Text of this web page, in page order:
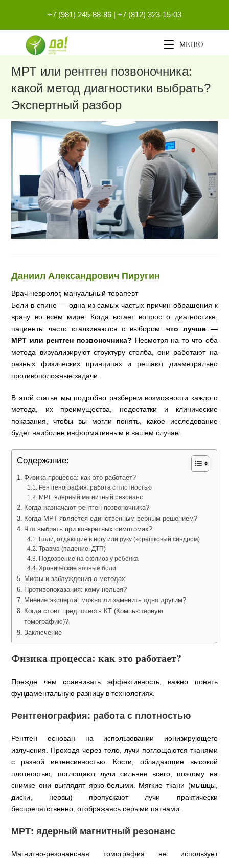
содержимому
+7 (981) 245-88-86 | +7 (812) 323-15-03
МЕНЮ
МРТ или рентген позвоночника:
какой метод диагностики выбрать?
Экспертный разбор
Даниил Александрович Пиругин
Врач-невролог, мануальный терапевт
Боли в спине — одна из самых частых причин обращения к
врачу во всем мире. Когда встает вопрос о диагностике,
пациенты часто сталкиваются с выбором:что лучше —
МРТ или рентген позвоночника? Несмотря на то что оба
метода визуализируют структуру столба, они работают на
разных физических принципах и решают диаметрально
противоположные задачи.
В этой статье мы подробно разберем возможности каждого
метода, их преимущества, недостатки и клинические
показания, чтобы вы могли понять, какое исследование
будет наиболее информативным в вашем случае.
Содержание:
Физика процесса: как это работает?
Рентгенография: работа с плотностью
МРТ: ядерный магнитный резонанс
Когда назначают рентген позвоночника?
Когда МРТ является единственным верным решением?
Что выбрать при конкретных симптомах?
Боли, отдающие в ногу или руку (корешковый синдром)
Травма (падение, ДТП)
Подозрение на сколиоз у ребенка
Хронические ночные боли
Мифы и заблуждения о методах
Противопоказания: кому нельзя?
Мнение эксперта: можно ли заменить одно другим?
Когда стоит предпочесть КТ (Компьютерную
томографию)?
Заключение
Физика процесса: как это работает?
Прежде чем сравнивать эффективность, важно понять
фундаментальную разницу в технологиях.
Рентгенография: работа с плотностью
Рентген основан на использовании ионизирующего
излучения. Проходя через тело, лучи поглощаются тканями
с разной интенсивностью. Кости, обладающие высокой
плотностью, поглощают лучи сильнее всего, поэтому на
снимке они выглядят ярко-белыми. Мягкие ткани (мышцы,
диски, нервы) пропускают лучи практически
беспрепятственно, отображаясь серыми пятнами.
МРТ: ядерный магнитный резонанс
Магнитно-резонансная томография не использует